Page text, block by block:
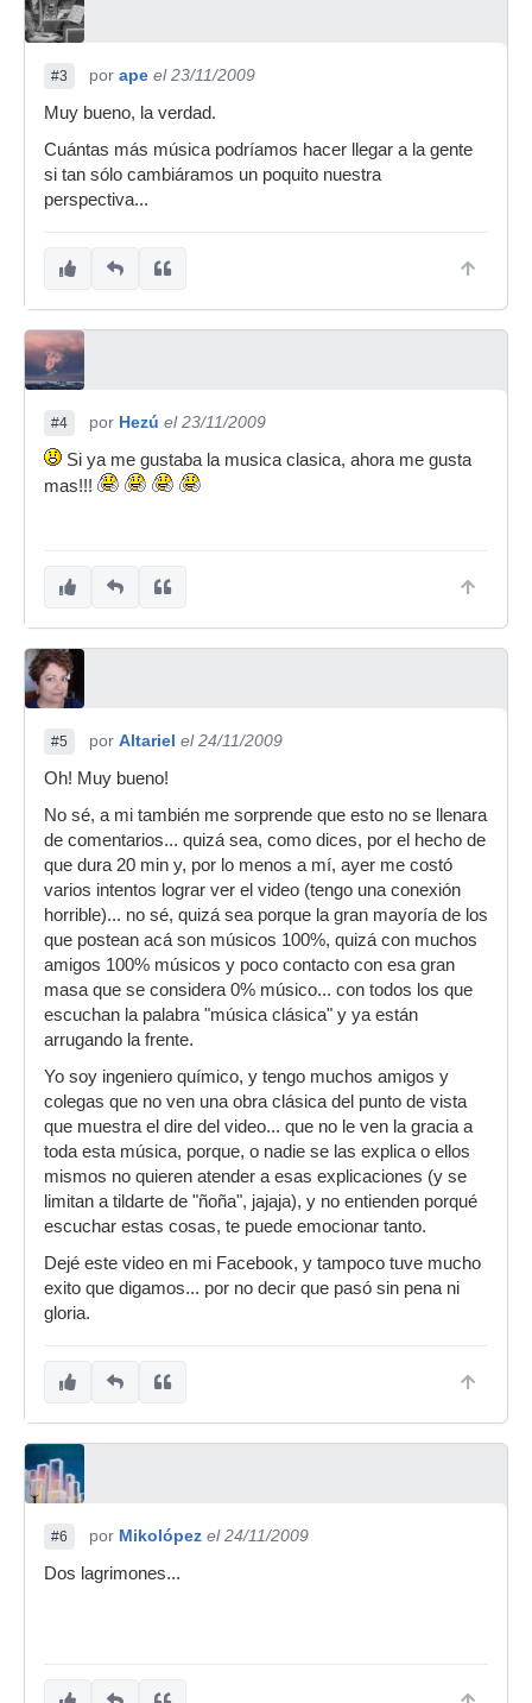
#3 por ape el 23/11/2009
Muy bueno, la verdad.
Cuántas más música podríamos hacer llegar a la gente
si tan sólo cambiáramos un poquito nuestra
perspectiva...
#4 por Hezú el 23/11/2009
Si ya me gustaba la musica clasica, ahora me gusta
mas!!!
#5 por Altariel el 24/11/2009
Oh! Muy bueno!
No sé, a mi también me sorprende que esto no se llenara
de comentarios... quizá sea, como dices, por el hecho de
que dura 20 min y, por lo menos a mí, ayer me costó
varios intentos lograr ver el video (tengo una conexión
horrible)... no sé, quizá sea porque la gran mayoría de los
que postean acá son músicos 100%, quizá con muchos
amigos 100% músicos y poco contacto con esa gran
masa que se considera 0% músico... con todos los que
escuchan la palabra "música clásica" y ya están
arrugando la frente.
Yo soy ingeniero químico, y tengo muchos amigos y
colegas que no ven una obra clásica del punto de vista
que muestra el dire del video... que no le ven la gracia a
toda esta música, porque, o nadie se las explica o ellos
mismos no quieren atender a esas explicaciones (y se
limitan a tildarte de "ñoña", jajaja), y no entienden porqué
escuchar estas cosas, te puede emocionar tanto.
Dejé este video en mi Facebook, y tampoco tuve mucho
exito que digamos... por no decir que pasó sin pena ni
gloria.
#6 por Mikolópez el 24/11/2009
Dos lagrimones...